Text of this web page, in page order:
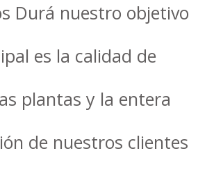
Durá nuestro objetivo
es la calidad de
plantas y la entera
de nuestros clientes​